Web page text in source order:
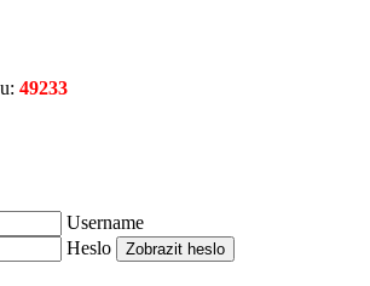
49233
Username
Heslo
Zobrazit heslo